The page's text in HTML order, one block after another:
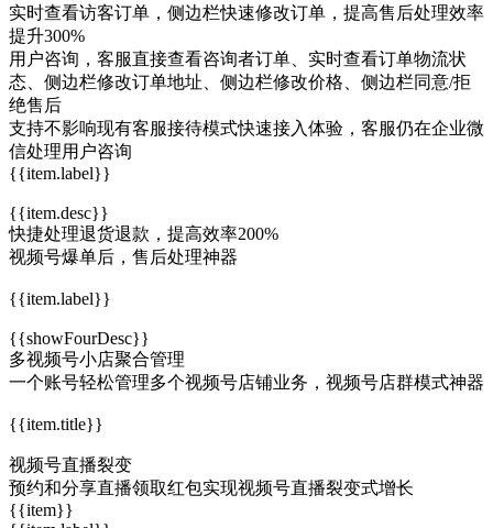
实时查看访客订单，侧边栏快速修改订单，提高售后处理效率
提升300%
用户咨询，客服直接查看咨询者订单、实时查看订单物流状
态、侧边栏修改订单地址、侧边栏修改价格、侧边栏同意/拒
绝售后
支持不影响现有客服接待模式快速接入体验，客服仍在企业微
信处理用户咨询
{{item.label}}
{{item.desc}}
快捷处理退货退款，提高效率200%
视频号爆单后，售后处理神器
{{item.label}}
{{showFourDesc}}
多视频号小店聚合管理
一个账号轻松管理多个视频号店铺业务，视频号店群模式神器
{{item.title}}
视频号直播裂变
预约和分享直播领取红包实现视频号直播裂变式增长
{{item}}